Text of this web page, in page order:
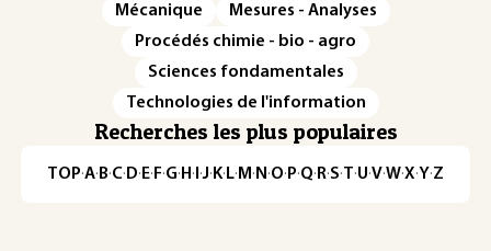
Mécanique
Mesures - Analyses
Procédés chimie - bio - agro
Sciences fondamentales
Technologies de l'information
Recherches les plus populaires
TOP·A·B·C· D· E· F·G· H · ·J· K· L· M · N ·O· P·Q· R·S·T·U·V·W·X·Y·Z